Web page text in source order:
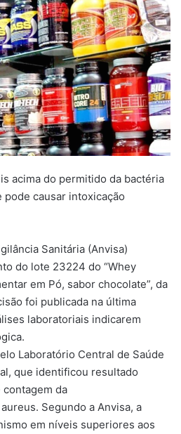
acima do permitido da bactéria
causar intoxicação
Sanitária (Anvisa)
do lote 23224 do “Whey
em Pó, sabor chocolate”, da
foi publicada na última
laboratoriais indicarem
Laboratório Central de Saúde
que identificou resultado
da
Segundo a Anvisa, a
em níveis superiores aos